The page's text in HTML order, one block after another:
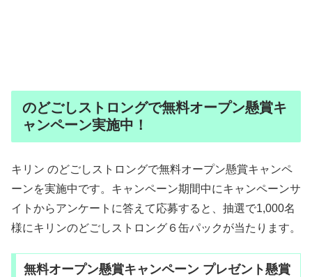
のどごしストロングで無料オープン懸賞キ
ャンペーン実施中！
キリン のどごしストロングで無料オープン懸賞キャンペ
ーンを実施中です。キャンペーン期間中にキャンペーンサ
イトからアンケートに答えて応募すると、抽選で1,000名
様にキリンのどごしストロング６缶パックが当たります。
無料オープン懸賞キャンペーン プレゼント懸賞